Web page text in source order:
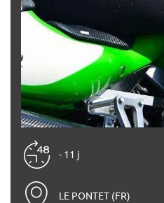
- 11 j
LE PONTET (FR)